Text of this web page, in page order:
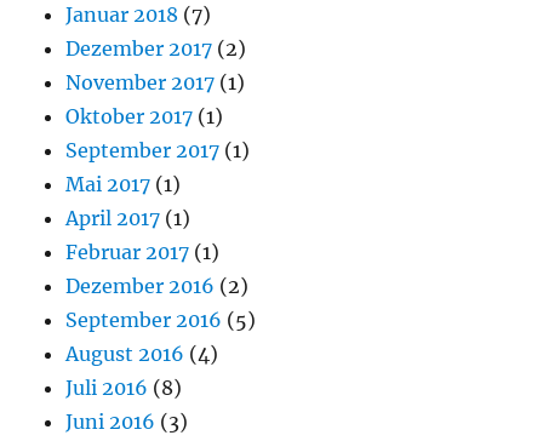
Januar 2018 (7)
Dezember 2017 (2)
November 2017 (1)
Oktober 2017 (1)
September 2017 (1)
Mai 2017 (1)
April 2017 (1)
Februar 2017 (1)
Dezember 2016 (2)
September 2016 (5)
August 2016 (4)
Juli 2016 (8)
Juni 2016 (3)